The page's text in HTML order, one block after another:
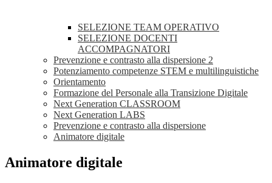
SELEZIONE TEAM OPERATIVO
SELEZIONE DOCENTI
ACCOMPAGNATORI
Prevenzione e contrasto alla dispersione 2
Potenziamento competenze STEM e multilinguistiche
Orientamento
Formazione del Personale alla Transizione Digitale
Next Generation CLASSROOM
Next Generation LABS
Prevenzione e contrasto alla dispersione
Animatore digitale
Animatore digitale